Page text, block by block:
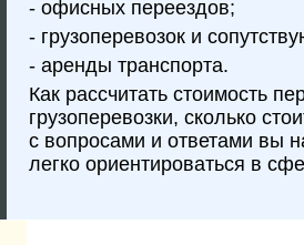
- офисных переездов;
- грузоперевозок и
- аренды транспорта.
Как рассчитать стоимость
грузоперевозки, сколько
с вопросами и ответами вы
легко ориентироваться в